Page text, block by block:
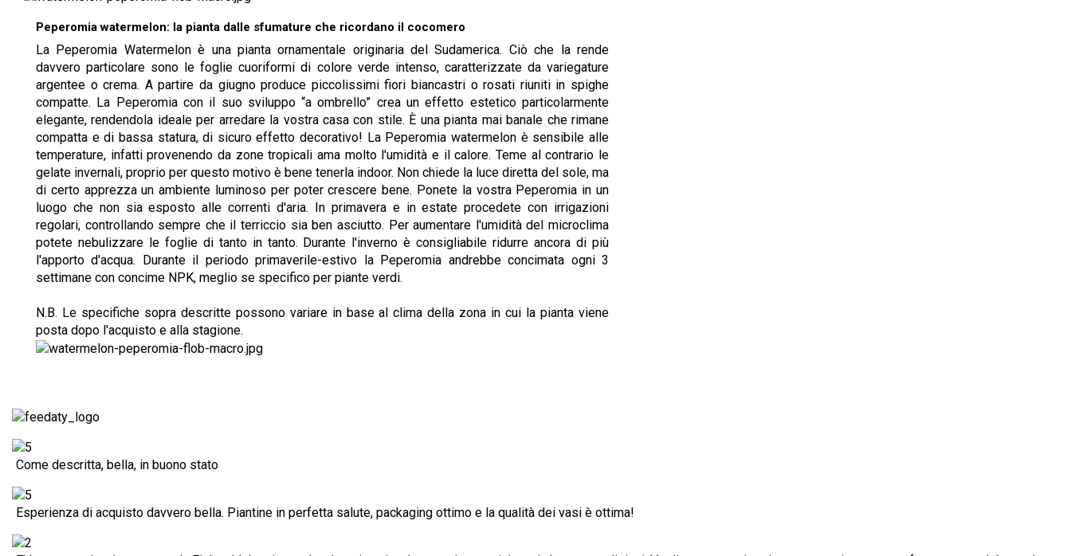
Peperomia watermelon: la pianta dalle sfumature che ricordano il cocomero
La Peperomia Watermelon è una pianta ornamentale originaria del Sudamerica. Ciò che la rende
davvero particolare sono le foglie cuoriformi di colore verde intenso, caratterizzate da variegature
argentee o crema. A partire da giugno produce piccolissimi fiori biancastri o rosati riuniti in spighe
compatte. La Peperomia con il suo sviluppo “a ombrello” crea un effetto estetico particolarmente
elegante, rendendola ideale per arredare la vostra casa con stile. È una pianta mai banale che rimane
compatta e di bassa statura, di sicuro effetto decorativo! La Peperomia watermelon è sensibile alle
temperature, infatti provenendo da zone tropicali ama molto l'umidità e il calore. Teme al contrario le
gelate invernali, proprio per questo motivo è bene tenerla indoor. Non chiede la luce diretta del sole, ma
di certo apprezza un ambiente luminoso per poter crescere bene. Ponete la vostra Peperomia in un
luogo che non sia esposto alle correnti d'aria. In primavera e in estate procedete con irrigazioni
regolari, controllando sempre che il terriccio sia ben asciutto. Per aumentare l'umidità del microclima
potete nebulizzare le foglie di tanto in tanto. Durante l'inverno è consigliabile ridurre ancora di più
l'apporto d'acqua. Durante il periodo primaverile-estivo la Peperomia andrebbe concimata ogni 3
settimane con concime NPK, meglio se specifico per piante verdi.
N.B. Le specifiche sopra descritte possono variare in base al clima della zona in cui la pianta viene
posta dopo l'acquisto e alla stagione.
Come descritta, bella, in buono stato
Esperienza di acquisto davvero bella. Piantine in perfetta salute, packaging ottimo e la qualità dei vasi è ottima!